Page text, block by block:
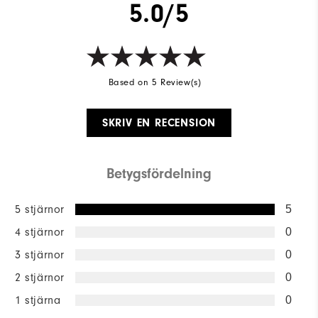
5.0/5
Based on 5 Review(s)
SKRIV EN RECENSION
Betygsfördelning
5 stjärnor 5
4 stjärnor 0
3 stjärnor 0
2 stjärnor 0
1 stjärna 0